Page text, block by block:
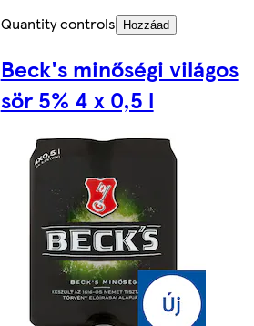
Quantity controls
Hozzáad
Beck's minőségi világos
sör 5% 4 x 0,5 l